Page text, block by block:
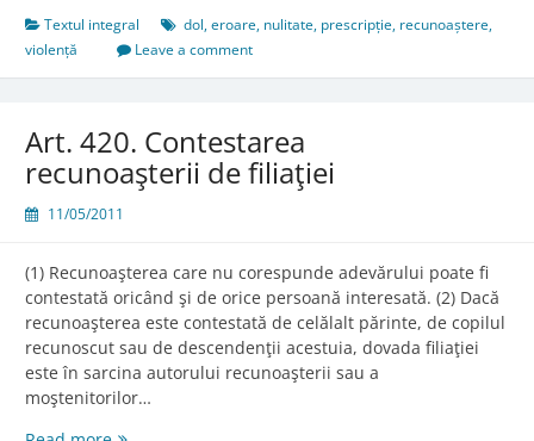
Textul integral dol,eroare, nulitate, prescripție, recunoaștere,
violență
Leave a comment
Art. 420. Contestarea
recunoaşterii de filiaţiei
11/05/2011
(1) Recunoaşterea care nu corespunde adevărului poate fi
contestată oricând şi de orice persoană interesată. (2) Dacă
recunoaşterea este contestată de celălalt părinte, de copilul
recunoscut sau de descendenţii acestuia, dovada filiaţiei
este în sarcina autorului recunoaşterii sau a
moştenitorilor…